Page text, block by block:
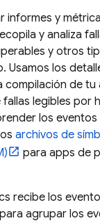
informes y
y analiza
y otros
Usamos los
compilación de tu
legibles por
los
archivos de
para apps de
recibe los
agrupar los